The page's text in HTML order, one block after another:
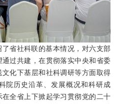
省社科联的基本情况，对六支部
过共建，在贯彻落实中央和省委
化下基层和社科调研等方面取得
院历史沿革、发展概况和科研成
全省上下掀起学习贯彻党的二十